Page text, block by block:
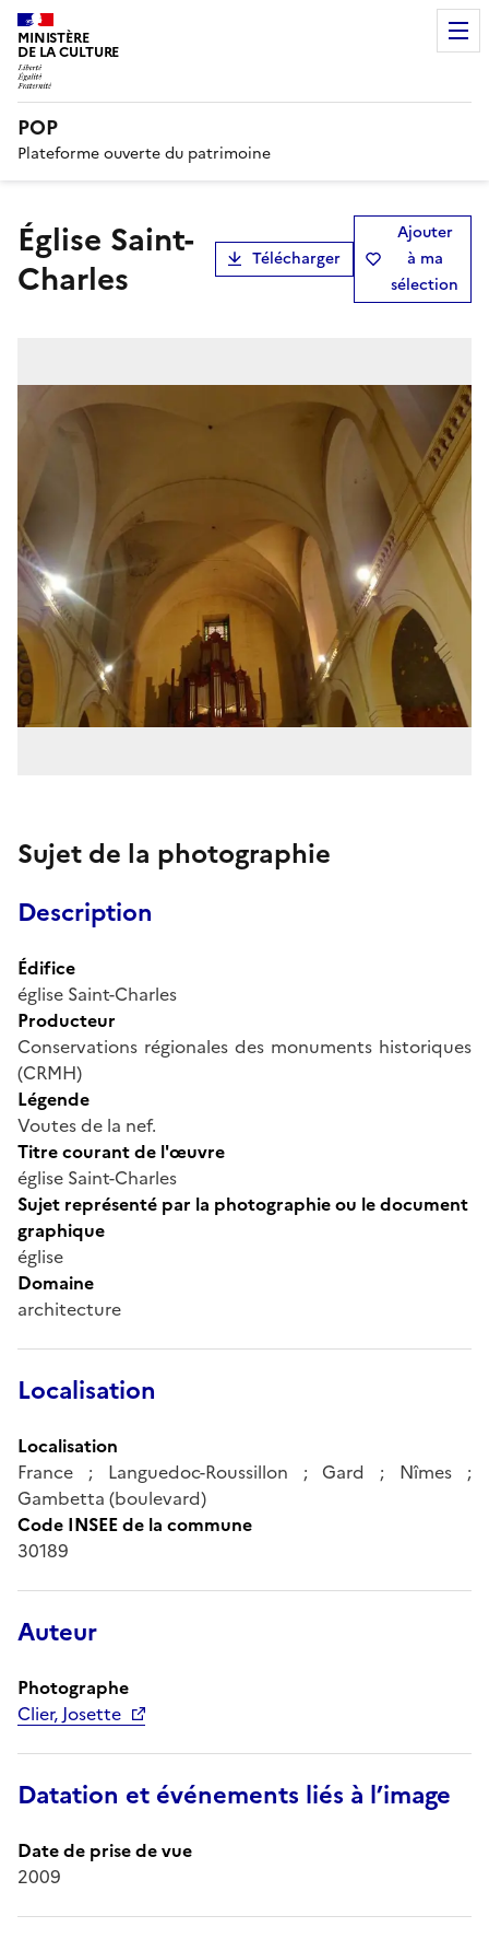
MINISTÈRE
DE LA CULTURE
POP
Plateforme ouverte du patrimoine
église Saint-
Charles
Télécharger
Ajouter
à ma
sélection
Sujet de la photographie
Description
Édifice
église Saint-Charles
Producteur
Conservations régionales des monuments historiques
(CRMH)
Légende
Voutes de la nef.
Titre courant de l'œuvre
église Saint-Charles
Sujet représenté par la photographie ou le document
graphique
église
Domaine
architecture
Localisation
Localisation
France ; Languedoc-Roussillon ; Gard ; Nîmes ;
Gambetta (boulevard)
Code INSEE de la commune
30189
Auteur
Photographe
Clier, Josette
Datation et événements liés à l’image
Date de prise de vue
2009